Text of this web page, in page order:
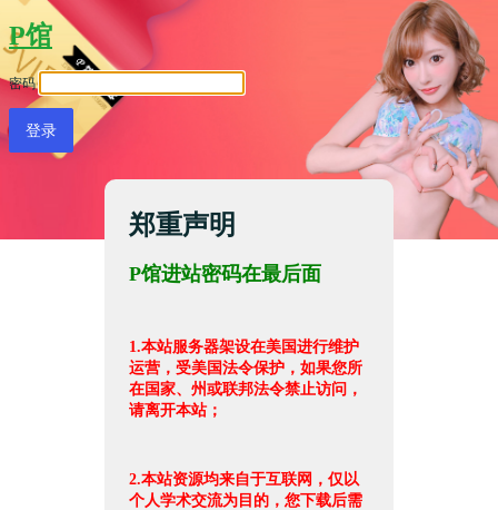
P馆
密码
郑重声明
P馆进站密码在最后面
1.本站服务器架设在美国进行维护
运营，受美国法令保护，如果您所
在国家、州或联邦法令禁止访问，
请离开本站；
2.本站资源均来自于互联网，仅以
个人学术交流为目的，您下载后需